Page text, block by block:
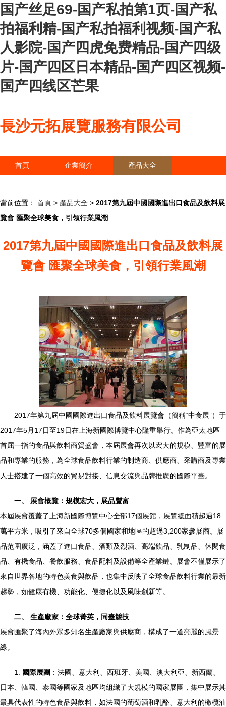
国产丝足69-国产私拍第1页-国产私
拍福利精-国产私拍福利视频-国产私
人影院-国产四虎免费精品-国产四级
片-国产四区日本精品-国产四区视频-
国产四线区芒果
長沙元拓展覽服務有限公司
首頁 企業簡介 產品大全
當前位置： 首頁 > 產品大全 > 2017第九屆中國國際進出口食品及飲料展
覽會 匯聚全球美食，引領行業風潮
2017第九屆中國國際進出口食品及飲料展
覽會 匯聚全球美食，引領行業風潮
2017年第九屆中國國際進出口食品及飲料展覽會（簡稱“中食展”）于
2017年5月17日至19日在上海新國際博覽中心隆重舉行。作為亞太地區
首屈一指的食品與飲料商貿盛會，本屆展會再次以宏大的規模、豐富的展
品和專業的服務，為全球食品飲料行業的制造商、供應商、采購商及專業
人士搭建了一個高效的貿易對接、信息交流與品牌推廣的國際平臺。
一、 展會概覽：規模宏大，展品豐富
本屆展會覆蓋了上海新國際博覽中心全部17個展館，展覽總面積超過18
萬平方米，吸引了來自全球70多個國家和地區的超過3,200家參展商。展
品范圍廣泛，涵蓋了進口食品、酒類及烈酒、高端飲品、乳制品、休閑食
品、有機食品、餐飲服務、食品配料及設備等全產業鏈。展會不僅展示了
來自世界各地的特色美食與飲品，也集中反映了全球食品飲料行業的最新
趨勢，如健康有機、功能化、便捷化以及風味創新等。
二、 生產廠家：全球菁英，同臺競技
展會匯聚了海內外眾多知名生產廠家與供應商，構成了一道亮麗的風景
線。
1. 國際展團 ：法國、意大利、西班牙、美國、澳大利亞、新西蘭、
日本、韓國、泰國等國家及地區均組織了大規模的國家展團，集中展示其
最具代表性的特色食品與飲料，如法國的葡萄酒和乳酪、意大利的橄欖油